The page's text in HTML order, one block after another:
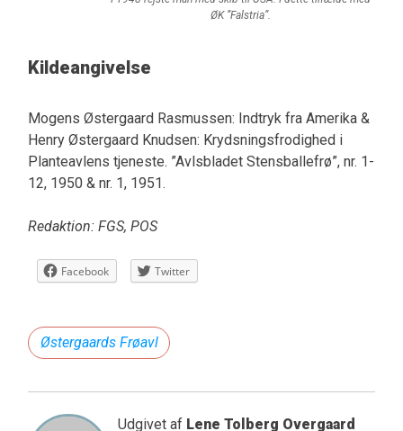
ØK ”Falstria”.
Kildeangivelse
Mogens Østergaard Rasmussen: Indtryk fra Amerika &
Henry Østergaard Knudsen: Krydsningsfrodighed i
Planteavlens tjeneste. ”Avlsbladet Stensballefrø”, nr. 1-
12, 1950 & nr. 1, 1951.
Redaktion: FGS, POS
Facebook Twitter
Østergaards Frøavl
Udgivet af Lene Tolberg Overgaard